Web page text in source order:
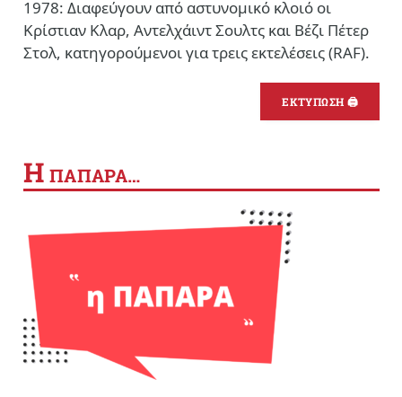
1978: Διαφεύγουν από αστυνομικό κλοιό οι
Κρίστιαν Κλαρ, Αντελχάιντ Σουλτς και Βέζι Πέτερ
Στολ, κατηγορούμενοι για τρεις εκτελέσεις (RAF).
ΕΚΤΥΠΩΣΗ 🖨
Η ΠΑΠΑΡΑ…